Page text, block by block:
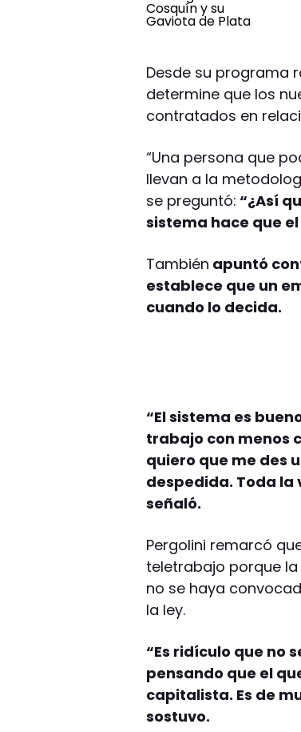
Desde su programa
determine que los
contratados en
“Una persona que
llevan a la
se preguntó: “¿Así
sistema hace que
También apuntó
establece que un
cuando lo decida.
“El sistema es
trabajo con menos
quiero que me des
despedida. Toda la
señaló.
Pergolini remarcó
teletrabajo porque la
no se haya
la ley.
“Es ridículo que no
pensando que el
capitalista. Es de
sostuvo.